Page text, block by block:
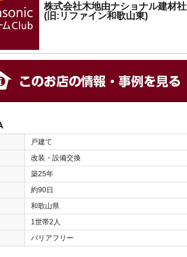
株式会社木地由ナショナル建材社
(旧:リファイン和歌山東)
戸建て
改装・設備交換
築25年
約90日
和歌山県
1世帯2人
バリアフリー